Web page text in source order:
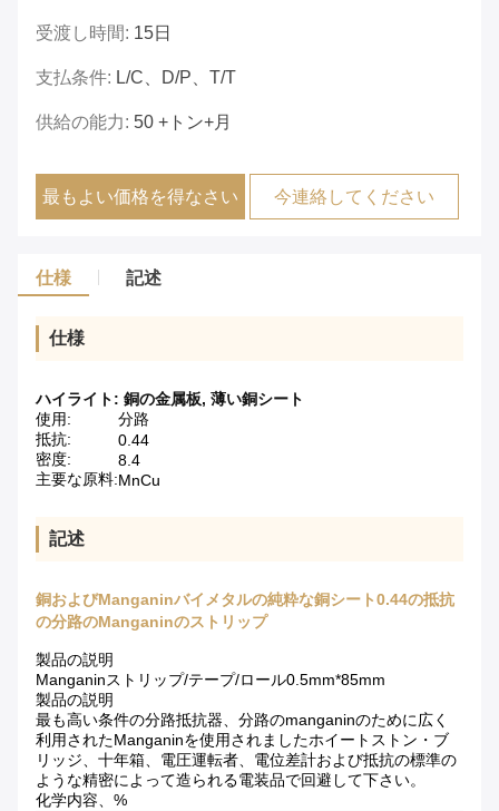
受渡し時間: 15日
支払条件: L/C、D/P、T/T
供給の能力: 50 +トン+月
最もよい価格を得なさい 今連絡してください
仕様 記述
仕様
ハイライト: 銅の金属板, 薄い銅シート
使用:
分路
抵抗:
0.44
密度:
8.4
主要な原料:MnCu
記述
銅およびManganinバイメタルの純粋な銅シート0.44の抵抗
の分路のManganinのストリップ
製品の説明
Manganinストリップ/テープ/ロール0.5mm*85mm
製品の説明
最も高い条件の分路抵抗器、分路のmanganinのために広く
利用されたManganinを使用されましたホイートストン・ブ
リッジ、十年箱、電圧運転者、電位差計および抵抗の標準の
ような精密によって造られる電装品で回避して下さい。
化学内容、%